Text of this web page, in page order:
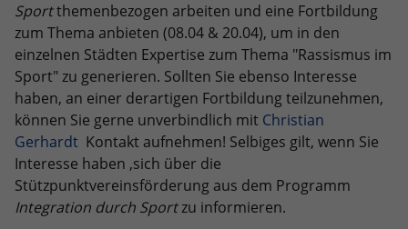
Sportthemenbezogen arbeiten und eine Fortbildung
zum Thema anbieten (08.04 & 20.04), um in den
einzelnen Städten Expertise zum Thema "Rassismus im
Sport" zu generieren. Sollten Sie ebenso Interesse
haben, an einer derartigen Fortbildung teilzunehmen,
können Sie gerne unverbindlich mit Christian
Gerhardt Kontakt aufnehmen! Selbiges gilt, wenn Sie
Interesse haben ,sich über die
Stützpunktvereinsförderung aus dem Programm
Integration durch Sportzu informieren.
Zweck
Dieser Cookie identifiziert die Besucher
nach Alter, Geschlecht oder Interessen
und nutzt dazu den DoubleClick des
Google Tag Manager, um die gezielte
Anzeigenplatzierung zu vereinfachen.
Name _ga_JRB5FR1S7D
Anbieter Google LLC